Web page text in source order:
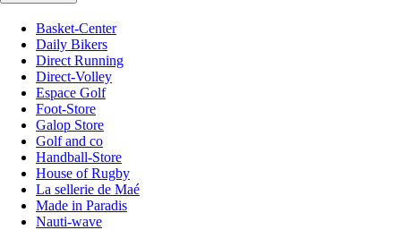
Basket-Center
Daily Bikers
Direct Running
Direct-Volley
Espace Golf
Foot-Store
Galop Store
Golf and co
Handball-Store
House of Rugby
La sellerie de Maé
Made in Paradis
Nauti-wave